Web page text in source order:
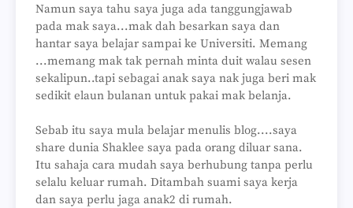
Namun saya tahu saya juga ada tanggungjawab
pada mak saya...mak dah besarkan saya dan
hantar saya belajar sampai ke Universiti. Memang
...memang mak tak pernah minta duit walau sesen
sekalipun..tapi sebagai anak saya nak juga beri mak
sedikit elaun bulanan untuk pakai mak belanja.
Sebab itu saya mula belajar menulis blog....saya
share dunia Shaklee saya pada orang diluar sana.
Itu sahaja cara mudah saya berhubung tanpa perlu
selalu keluar rumah. Ditambah suami saya kerja
dan saya perlu jaga anak2 di rumah.